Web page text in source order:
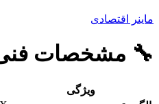
ماینر اقتصادی
🔧 مشخصات
ویژگی